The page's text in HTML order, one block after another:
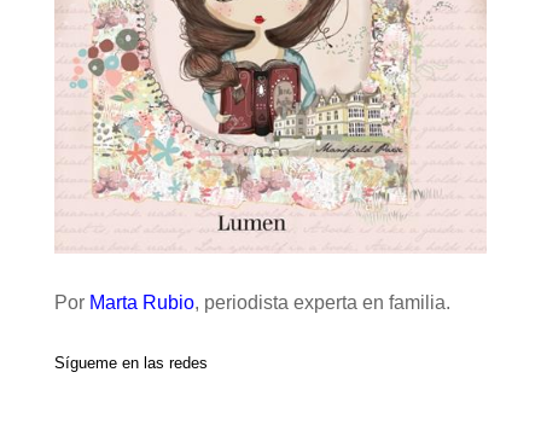
Por Marta Rubio, periodista experta en familia.
Sígueme en las redes